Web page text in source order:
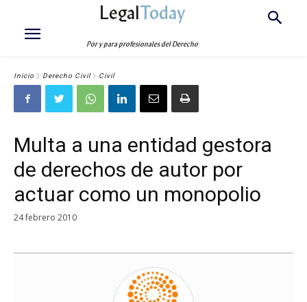
LegalToday
Por y para profesionales del Derecho
Inicio Derecho Civil Civil
Multa a una entidad gestora
de derechos de autor por
actuar como un monopolio
24 febrero 2010